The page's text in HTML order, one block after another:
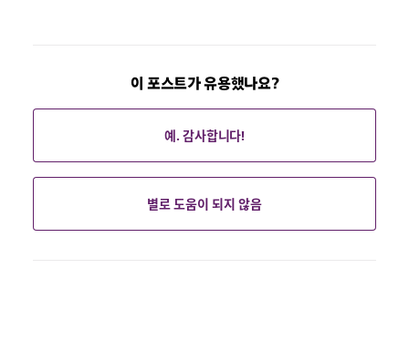
이 포스트가 유용했나요?
예. 감사합니다!
별로 도움이 되지 않음